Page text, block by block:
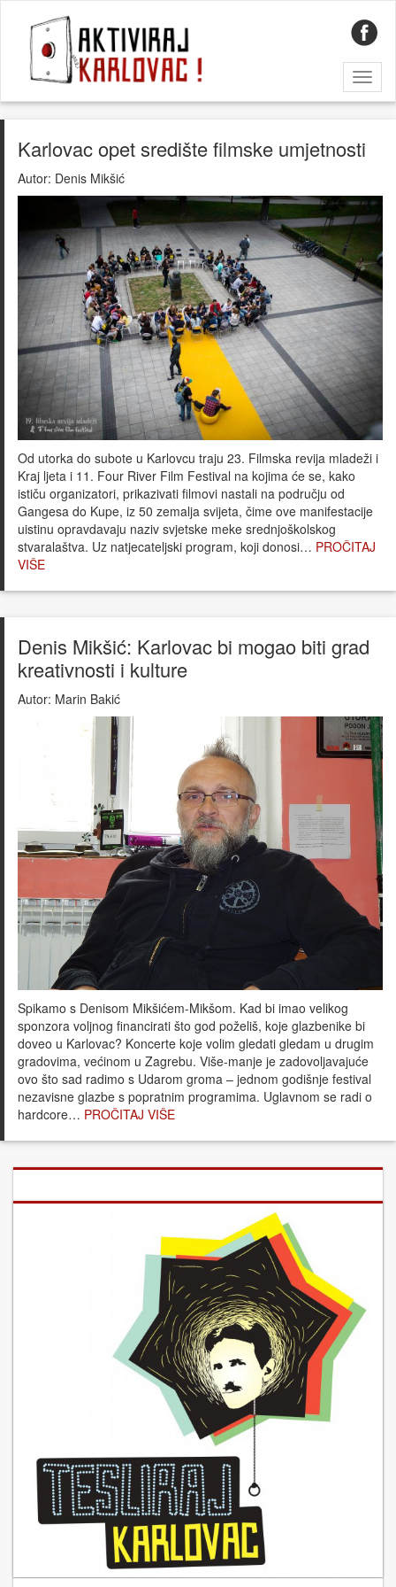
Karlovac opet središte filmske umjetnosti
Autor: Denis Mikšić
Od utorka do subote u Karlovcu traju 23. Filmska revija mladeži i
Kraj ljeta i 11. Four River Film Festival na kojima će se, kako
ističu organizatori, prikazivati filmovi nastali na području od
Gangesa do Kupe, iz 50 zemalja svijeta, čime ove manifestacije
uistinu opravdavaju naziv svjetske meke srednjoškolskog
stvaralaštva. Uz natjecateljski program, koji donosi… PROČITAJ
VIŠE
Denis Mikšić: Karlovac bi mogao biti grad
kreativnosti i kulture
Autor: Marin Bakić
Spikamo s Denisom Mikšićem-Mikšom. Kad bi imao velikog
sponzora voljnog financirati što god poželiš, koje glazbenike bi
doveo u Karlovac? Koncerte koje volim gledati gledam u drugim
gradovima, većinom u Zagrebu. Više-manje je zadovoljavajuće
ovo što sad radimo s Udarom groma – jednom godišnje festival
nezavisne glazbe s popratnim programima. Uglavnom se radi o
hardcore… PROČITAJ VIŠE